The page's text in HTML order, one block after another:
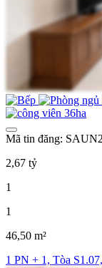
Mã tin đăng:
2,67 tỷ
1
1
46,50 m²
1 PN + 1, Tòa